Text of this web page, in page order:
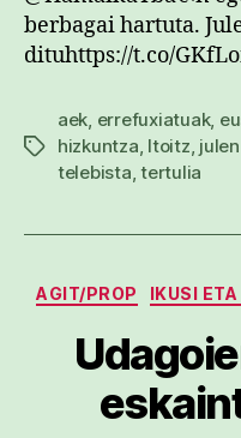
berbagai hartuta.
dituhttps://t.co/
Etiketak
aek, errefuxiatuak,
hizkuntza, Itoitz,
telebista,tertulia
AGIT/PROP IKUSI